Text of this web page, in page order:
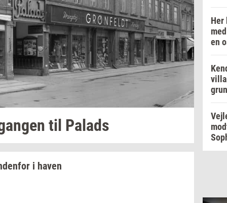
til Pa­lads
i haven
Her
en